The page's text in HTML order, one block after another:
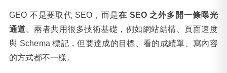
GEO 不是要取代 SEO，而是在 SEO 之外多開一條曝光
通道。兩者共用很多技術基礎，例如網站結構、頁面速度
與 Schema 標記，但要達成的目標、看的成績單、寫內容
的方式都不一樣。